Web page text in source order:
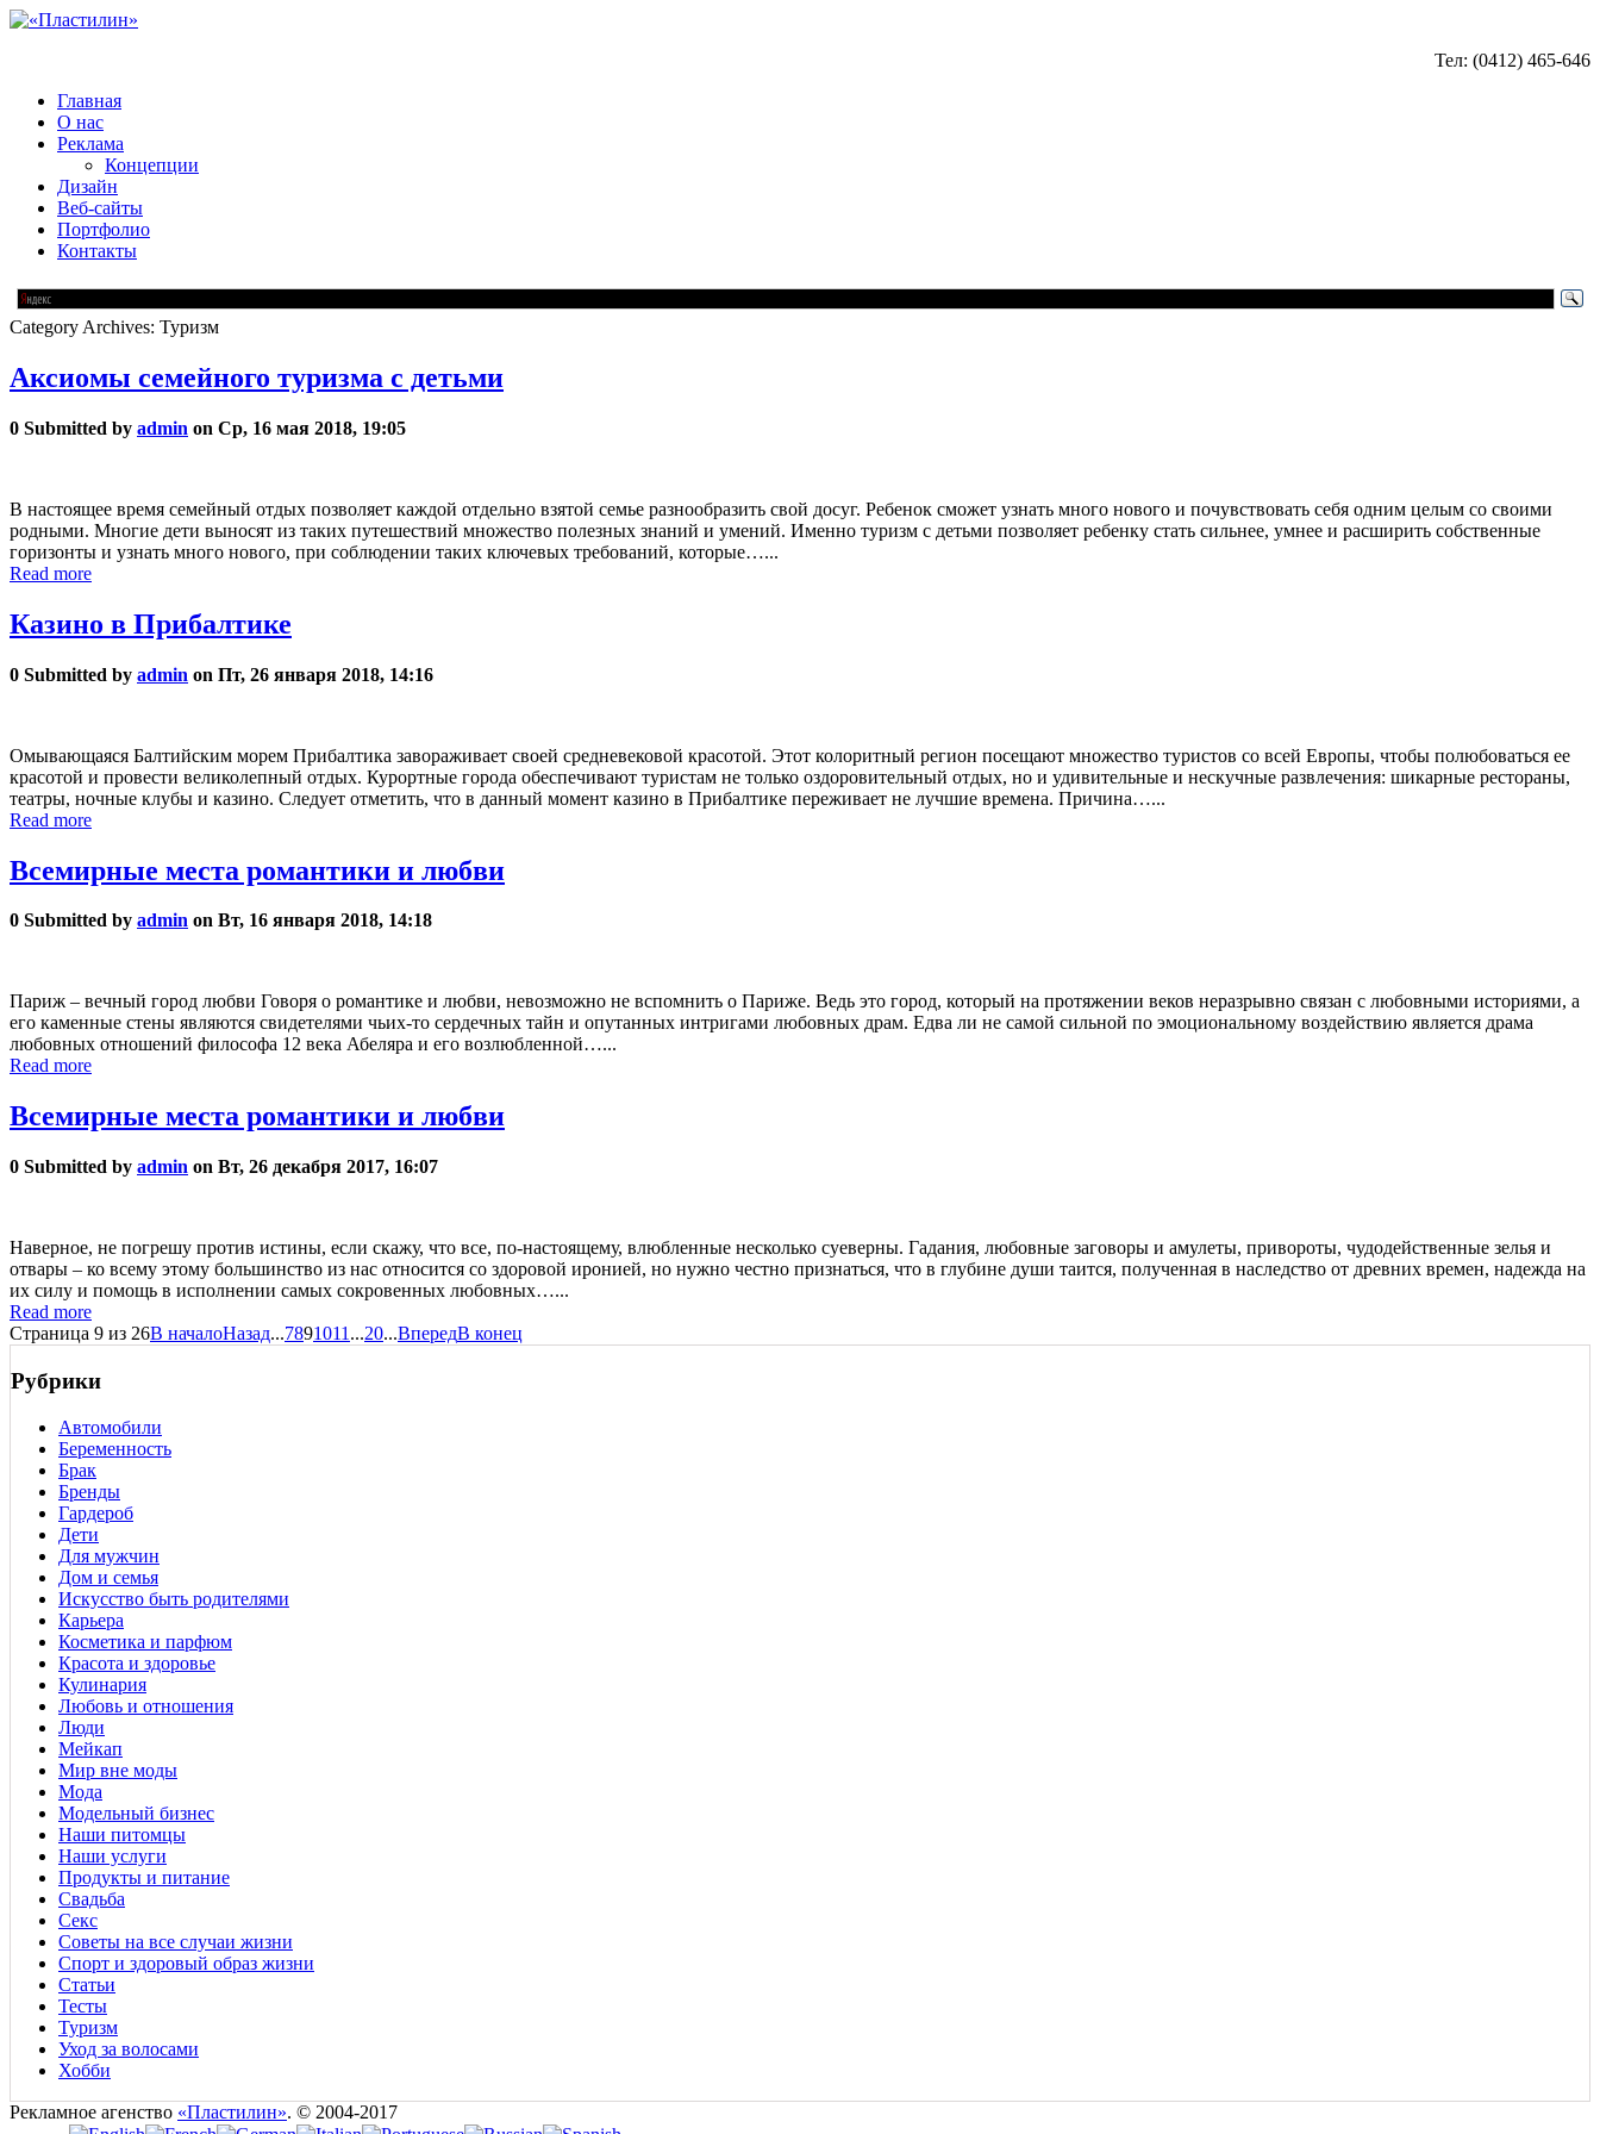
Тел: (0412) 465-646
Главная
О нас
Реклама
Концепции
Дизайн
Веб-сайты
Портфолио
Контакты
Category Archives: Туризм
Аксиомы семейного туризма с детьми
0 Submitted by admin on Ср, 16 мая 2018, 19:05
В настоящее время семейный отдых позволяет каждой отдельно взятой семье разнообразить свой досуг. Ребенок сможет узнать много нового и почувствовать себя одним целым со своими
родными. Многие дети выносят из таких путешествий множество полезных знаний и умений. Именно туризм с детьми позволяет ребенку стать сильнее, умнее и расширить собственные
горизонты и узнать много нового, при соблюдении таких ключевых требований, которые…...
Read more
Казино в Прибалтике
0 Submitted by admin on Пт, 26 января 2018, 14:16
Омывающаяся Балтийским морем Прибалтика завораживает своей средневековой красотой. Этот колоритный регион посещают множество туристов со всей Европы, чтобы полюбоваться ее
красотой и провести великолепный отдых. Курортные города обеспечивают туристам не только оздоровительный отдых, но и удивительные и нескучные развлечения: шикарные рестораны,
театры, ночные клубы и казино. Следует отметить, что в данный момент казино в Прибалтике переживает не лучшие времена. Причина…...
Read more
Всемирные места романтики и любви
0 Submitted by admin on Вт, 16 января 2018, 14:18
Париж – вечный город любви Говоря о романтике и любви, невозможно не вспомнить о Париже. Ведь это город, который на протяжении веков неразрывно связан с любовными историями, а
его каменные стены являются свидетелями чьих-то сердечных тайн и опутанных интригами любовных драм. Едва ли не самой сильной по эмоциональному воздействию является драма
любовных отношений философа 12 века Абеляра и его возлюбленной…...
Read more
Всемирные места романтики и любви
0 Submitted by admin on Вт, 26 декабря 2017, 16:07
Наверное, не погрешу против истины, если скажу, что все, по-настоящему, влюбленные несколько суеверны. Гадания, любовные заговоры и амулеты, привороты, чудодейственные зелья и
отвары – ко всему этому большинство из нас относится со здоровой иронией, но нужно честно признаться, что в глубине души таится, полученная в наследство от древних времен, надежда на
их силу и помощь в исполнении самых сокровенных любовных…...
Read more
Страница 9 из 26В началоНазад...7891011 ...20...ВпередВ конец
Рубрики
Автомобили
Беременность
Брак
Бренды
Гардероб
Дети
Для мужчин
Дом и семья
Искусство быть родителями
Карьера
Косметика и парфюм
Красота и здоровье
Кулинария
Любовь и отношения
Люди
Мейкап
Мир вне моды
Мода
Модельный бизнес
Наши питомцы
Наши услуги
Продукты и питание
Свадьба
Секс
Советы на все случаи жизни
Спорт и здоровый образ жизни
Статьи
Тесты
Туризм
Уход за волосами
Хобби
Рекламное агенство «Пластилин». © 2004-2017